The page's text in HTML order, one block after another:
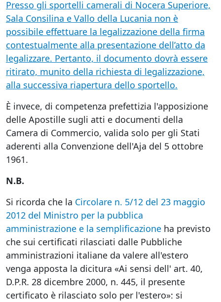
Presso gli sportelli camerali di Nocera Superiore,
Sala Consilina e Vallo della Lucania non è
possibile effettuare la legalizzazione della firma
contestualmente alla presentazione dell’atto da
legalizzare. Pertanto, il documento dovrà essere
ritirato, munito della richiesta di legalizzazione,
alla successiva riapertura dello sportello.
È invece, di competenza prefettizia l'apposizione
delle Apostille sugli atti e documenti della
Camera di Commercio, valida solo per gli Stati
aderenti alla Convenzione dell'Aja del 5 ottobre
1961.
N.B.
Si ricorda che la Circolare n. 5/12 del 23 maggio
2012 del Ministro per la pubblica
amministrazione e la semplificazione ha previsto
che sui certificati rilasciati dalle Pubbliche
amministrazioni italiane da valere all'estero
venga apposta la dicitura «Ai sensi dell' art. 40,
D.P.R. 28 dicembre 2000, n. 445, il presente
certificato è rilasciato solo per l'estero»: si